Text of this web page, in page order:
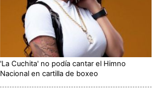
'La Cuchita' no podía cantar el Himno
Nacional en cartilla de boxeo